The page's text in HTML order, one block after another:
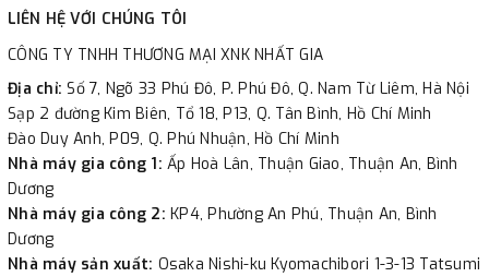
LIÊN HỆ VỚI CHÚNG TÔI
CÔNG TY TNHH THƯƠNG MẠI XNK NHẤT GIA
Địa chỉ:Số 7, Ngõ 33 Phú Đô, P. Phú Đô, Q. Nam Từ Liêm, Hà Nội
Sạp 2 đường Kim Biên, Tổ 18, P13, Q. Tân Bình, Hồ Chí Minh
Đào Duy Anh, P09, Q. Phú Nhuận, Hồ Chí Minh
Nhà máy gia công 1: Ấp Hoà Lân, Thuận Giao, Thuận An, Bình
Dương
Nhà máy gia công 2: KP4, Phường An Phú, Thuận An, Bình
Dương
Nhà máy sản xuất: Osaka Nishi-ku Kyomachibori 1-3-13 Tatsumi